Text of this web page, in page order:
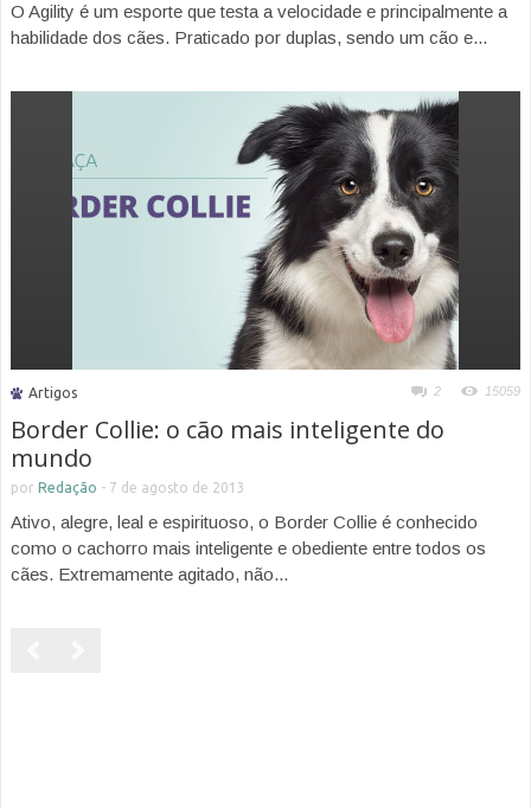
O Agility é um esporte que testa a velocidade e principalmente a
habilidade dos cães. Praticado por duplas, sendo um cão e...
Artigos 2 15059
Border Collie: o cão mais inteligente do
mundo
por Redação - 7 de agosto de 2013
Ativo, alegre, leal e espirituoso, o Border Collie é conhecido
como o cachorro mais inteligente e obediente entre todos os
cães. Extremamente agitado, não...